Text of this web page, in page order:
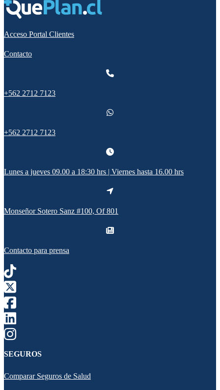
Acceso Portal Clientes
Contacto
+562 2712 7123
+562 2712 7123
Lunes a jueves 09.00 a 18:30 hrs | Viernes hasta 16.00 hrs
Monseñor Sotero Sanz #100, Of 801
Contacto para prensa
SEGUROS
Comparar Seguros de Salud